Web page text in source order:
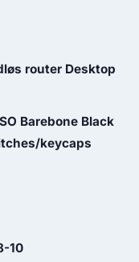
router Desktop
Barebone Black
keycaps
10